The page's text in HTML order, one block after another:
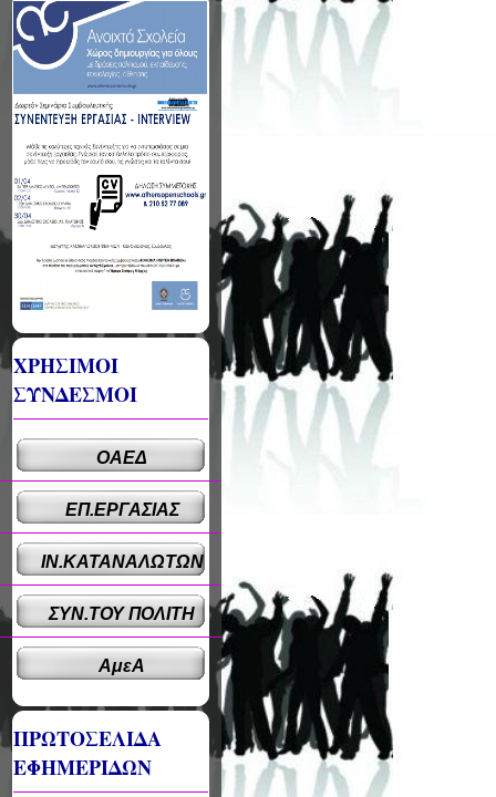
ΧΡΗΣΙΜΟΙ
ΣΥΝΔΕΣΜΟΙ
ΟΑΕΔ
ΕΠ.ΕΡΓΑΣΙΑΣ
ΙΝ.ΚΑΤΑΝΑΛΩΤΩΝ
ΣΥΝ.ΤΟΥ ΠΟΛΙΤΗ
ΑμεΑ
ΠΡΩΤΟΣΕΛΙΔΑ
ΕΦΗΜΕΡΙΔΩΝ